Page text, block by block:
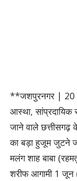
**जशपुरनगर | 20
आस्था, सांप्रदायिक
जाने वाले छत्तीसगढ़
का बड़ा हुजूम जुटने
मलंग शाह बाबा
शरीफ आगामी 1 जून